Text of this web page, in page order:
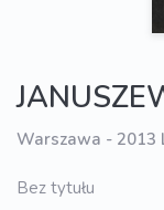
Warszawa - 2013
Bez tytułu